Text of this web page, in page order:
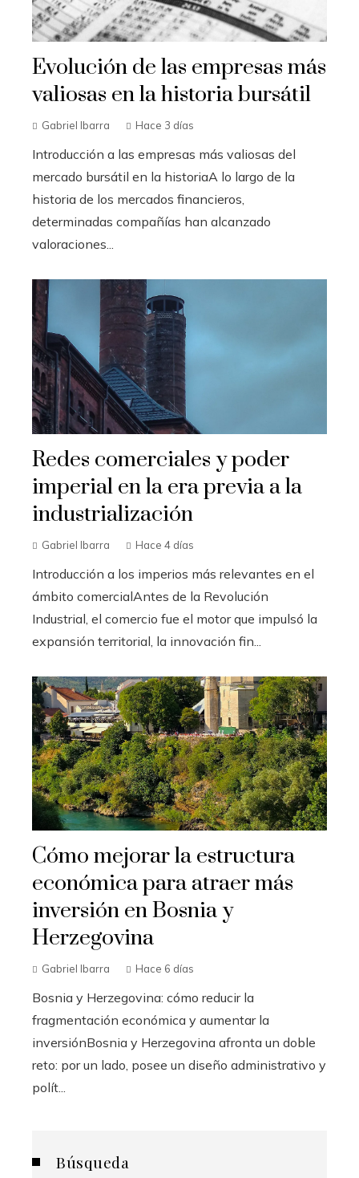
Evolución de las empresas más
valiosas en la historia bursátil
Gabriel Ibarra Hace 3 días
Introducción a las empresas más valiosas del
mercado bursátil en la historiaA lo largo de la
historia de los mercados financieros,
determinadas compañías han alcanzado
valoraciones...
Redes comerciales y poder
imperial en la era previa a la
industrialización
Gabriel Ibarra Hace 4 días
Introducción a los imperios más relevantes en el
ámbito comercialAntes de la Revolución
Industrial, el comercio fue el motor que impulsó la
expansión territorial, la innovación fin...
Cómo mejorar la estructura
económica para atraer más
inversión en Bosnia y
Herzegovina
Gabriel Ibarra Hace 6 días
Bosnia y Herzegovina: cómo reducir la
fragmentación económica y aumentar la
inversiónBosnia y Herzegovina afronta un doble
reto: por un lado, posee un diseño administrativo y
polít...
Búsqueda